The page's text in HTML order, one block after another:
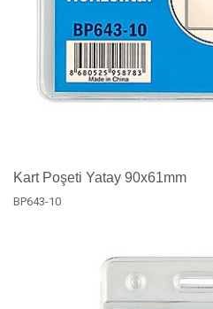
Kart Poşeti Yatay 90x61mm
BP643-10